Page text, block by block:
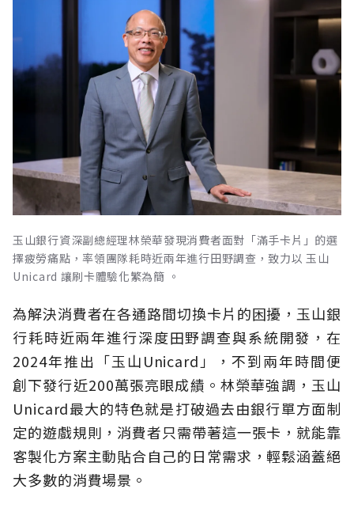
玉山銀行資深副總經理林榮華發現消費者面對「滿手卡片」的選
擇疲勞痛點，率領團隊耗時近兩年進行田野調查，致力以 玉山
Unicard 讓刷卡體驗化繁為簡 。
為解決消費者在各通路間切換卡片的困擾，玉山銀
行耗時近兩年進行深度田野調查與系統開發，在
2024年推出「玉山Unicard」，不到兩年時間便
創下發行近200萬張亮眼成績。林榮華強調，玉山
Unicard最大的特色就是打破過去由銀行單方面制
定的遊戲規則，消費者只需帶著這一張卡，就能靠
客製化方案主動貼合自己的日常需求，輕鬆涵蓋絕
大多數的消費場景。